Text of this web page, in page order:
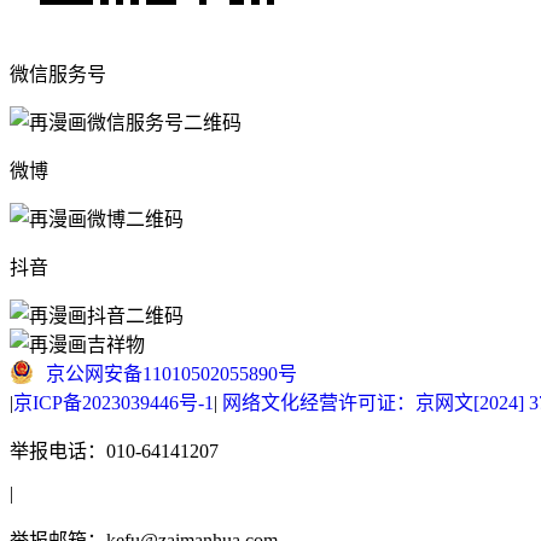
微信服务号
微博
抖音
京公网安备11010502055890号
|京ICP备2023039446号-1 | 网络文化经营许可证：京网文[2024]
举报电话：010-64141207
|